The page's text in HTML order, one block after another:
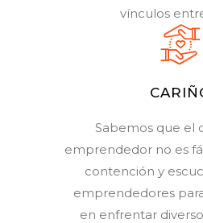
vínculos
Sabemos que el
emprendedor no es
contención y
emprendedores
en enfrentar